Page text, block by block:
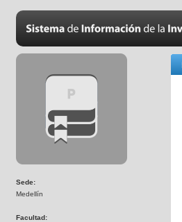
Sede:
Medellín
Facultad: